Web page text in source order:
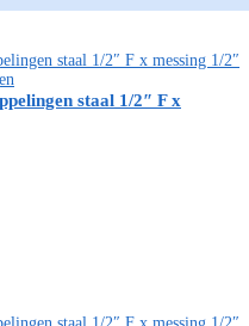
staal 1/2″ F x